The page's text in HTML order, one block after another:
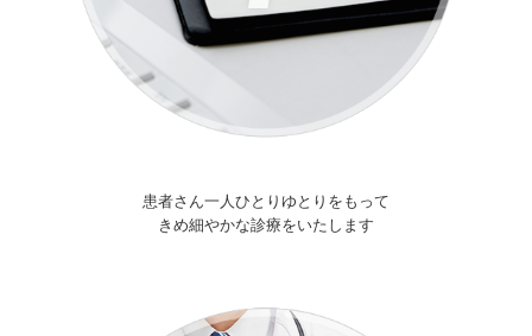
患者さん一人ひとりゆとりをもって
きめ細やかな診療をいたします